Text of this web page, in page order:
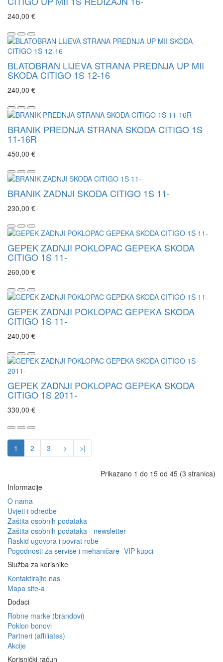
240,00 €
BLATOBRAN LIJEVA STRANA PREDNJA UP MII
SKODA CITIGO 1S 12-16
240,00 €
BRANIK PREDNJA STRANA SKODA CITIGO 1S
11-16R
450,00 €
BRANIK ZADNJI SKODA CITIGO 1S 11-
230,00 €
GEPEK ZADNJI POKLOPAC GEPEKA SKODA
CITIGO 1S 11-
260,00 €
GEPEK ZADNJI POKLOPAC GEPEKA SKODA
CITIGO 1S 11-
240,00 €
GEPEK ZADNJI POKLOPAC GEPEKA SKODA
CITIGO 1S 2011-
330,00 €
1 2 3 > >|
Prikazano 1 do 15 od 45 (3 stranica)
Informacije
O nama
Uvjeti i odredbe
Zaštita osobnih podataka
Zaštita osobnih podataka - newsletter
Raskid ugovora i povrat robe
Pogodnosti za servise i mehaničare- VIP kupci
Služba za korisnike
Kontaktirajte nas
Mapa site-a
Dodaci
Robne marke (brandovi)
Poklon bonovi
Partneri (affiliates)
Akcije
Korisnički račun